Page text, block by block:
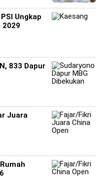
Ungkap
2029
833 Dapur
Juara